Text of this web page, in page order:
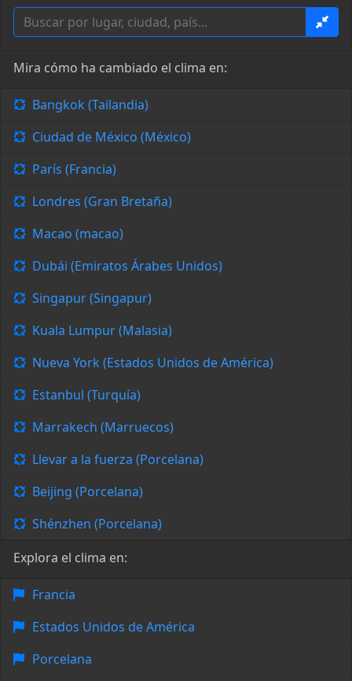
Mira cómo ha cambiado el clima en:
Bangkok (Tailandia)
Ciudad de México (México)
París (Francia)
Londres (Gran Bretaña)
Macao (macao)
Dubái (Emiratos Árabes Unidos)
Singapur (Singapur)
Kuala Lumpur (Malasia)
Nueva York (Estados Unidos de América)
Estanbul (Turquía)
Marrakech (Marruecos)
Llevar a la fuerza (Porcelana)
Beijing (Porcelana)
Shénzhen (Porcelana)
Explora el clima en:
Francia
Estados Unidos de América
Porcelana